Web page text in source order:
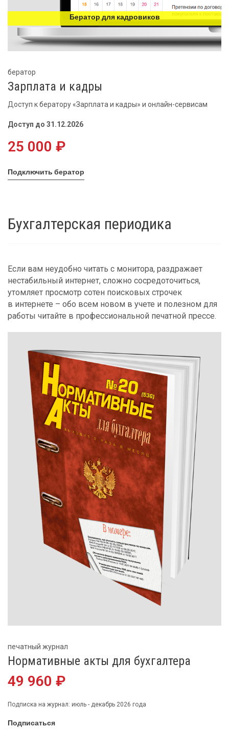
Бератор для кадровиков
бератор
Зарплата и кадры
Доступ к бератору «Зарплата и кадры» и онлайн-сервисам
Доступ до 31.12.2026
25 000 ₽
Подключить бератор
Бухгалтерская периодика
Если вам неудобно читать с монитора, раздражает
нестабильный интернет, сложно сосредоточиться,
утомляет просмотр сотен поисковых строчек
в интернете – обо всем новом в учете и полезном для
работы читайте в профессиональной печатной прессе.
печатный журнал
Нормативные акты для бухгалтера
49 960 ₽
Подписка на журнал: июль - декабрь 2026 года
Подписаться